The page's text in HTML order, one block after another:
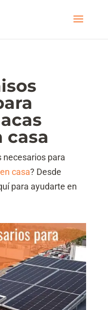
casa
necesarios para
casa? Desde
para ayudarte en